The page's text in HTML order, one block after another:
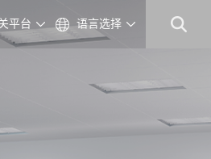
语言选择
平台